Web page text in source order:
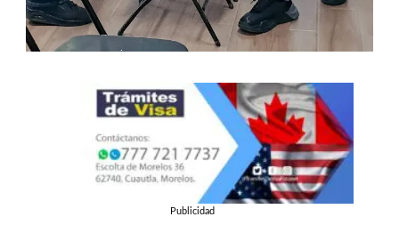
Publicidad